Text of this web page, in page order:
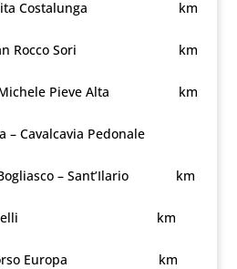
– Salita Costalunga km
– San Rocco Sori km
Michele Pieve Alta km
– Cavalcavia Pedonale
Bogliasco – Sant’Ilario km
Salita Morelli km
– Corso Europa km